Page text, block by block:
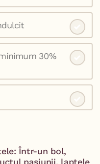
30%
Într-un bol,
pasiunii, laptele